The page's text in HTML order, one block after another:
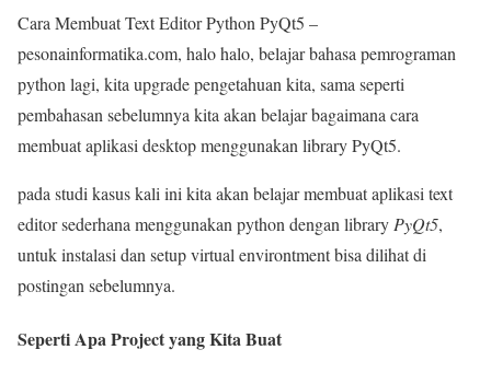
Cara Membuat Text Editor Python PyQt5 –
pesonainformatika.com, halo halo, belajar bahasa pemrograman
python lagi, kita upgrade pengetahuan kita, sama seperti
pembahasan sebelumnya kita akan belajar bagaimana cara
membuat aplikasi desktop menggunakan library PyQt5.
pada studi kasus kali ini kita akan belajar membuat aplikasi text
editor sederhana menggunakan python dengan library PyQt5,
untuk instalasi dan setup virtual environtment bisa dilihat di
postingan sebelumnya.
Seperti Apa Project yang Kita Buat